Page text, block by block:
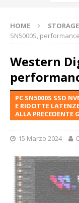
HOME STORAGE
SN5000S,
Western
PC SN5000S SSD
E RIDOTTE
ALLA PRECEDENTE
15 Marzo 2024